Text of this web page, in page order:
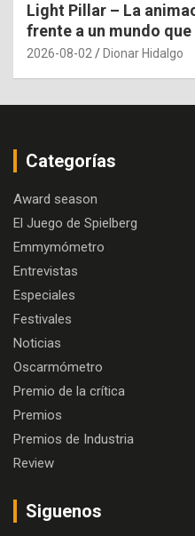
Light Pillar – La
frente a un mundo
2026-08-02 Dionar Hidalgo
Categorías
Award season
El Juego de Spielberg
Emmymómetro
Entrevistas
Especiales
Festivales
Noticias
Oscarmómetro
Premio de la crítica
Premios
Premios de Industria
Review
Siguenos